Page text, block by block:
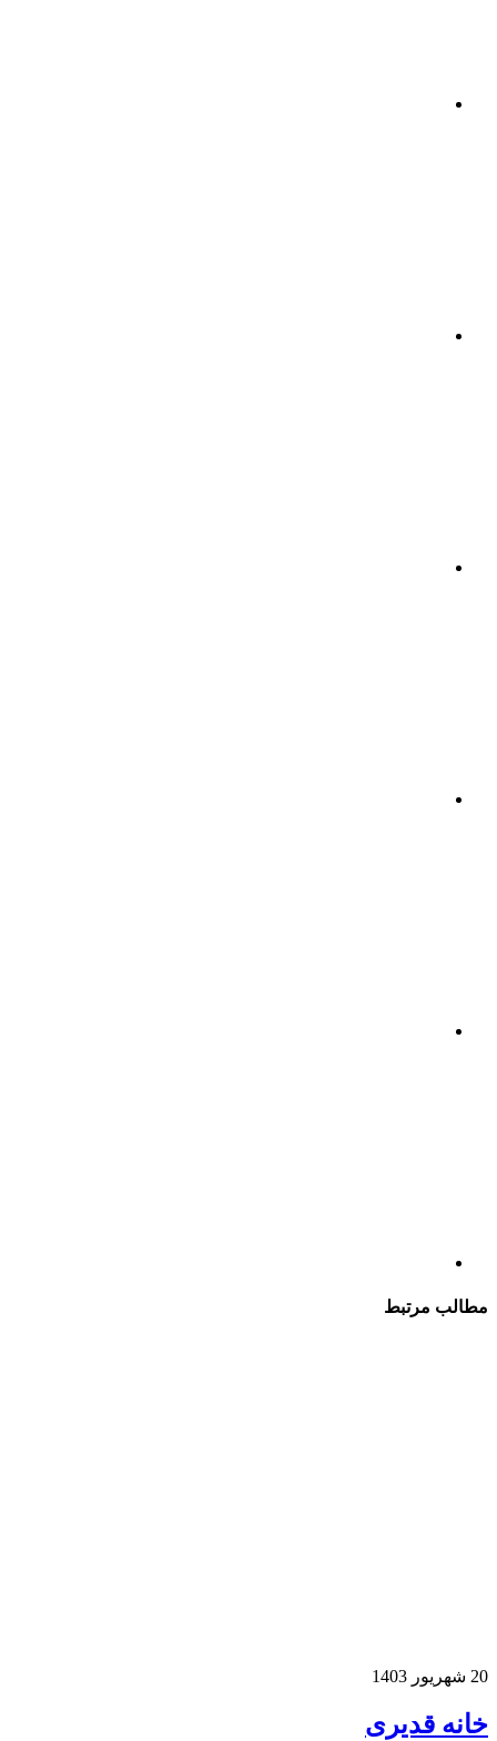
مرتبط
1403
قدیری